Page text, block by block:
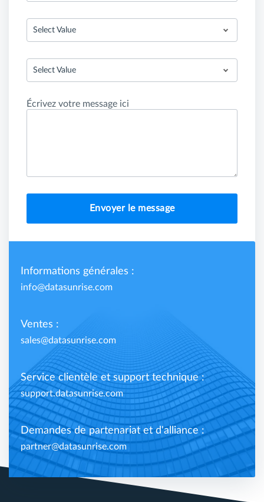
Select Value
Select Value
Écrivez votre message ici
Envoyer le message
Informations générales :
info@datasunrise.com
Ventes :
sales@datasunrise.com
Service clientèle et support technique :
support.datasunrise.com
Demandes de partenariat et d'alliance :
partner@datasunrise.com